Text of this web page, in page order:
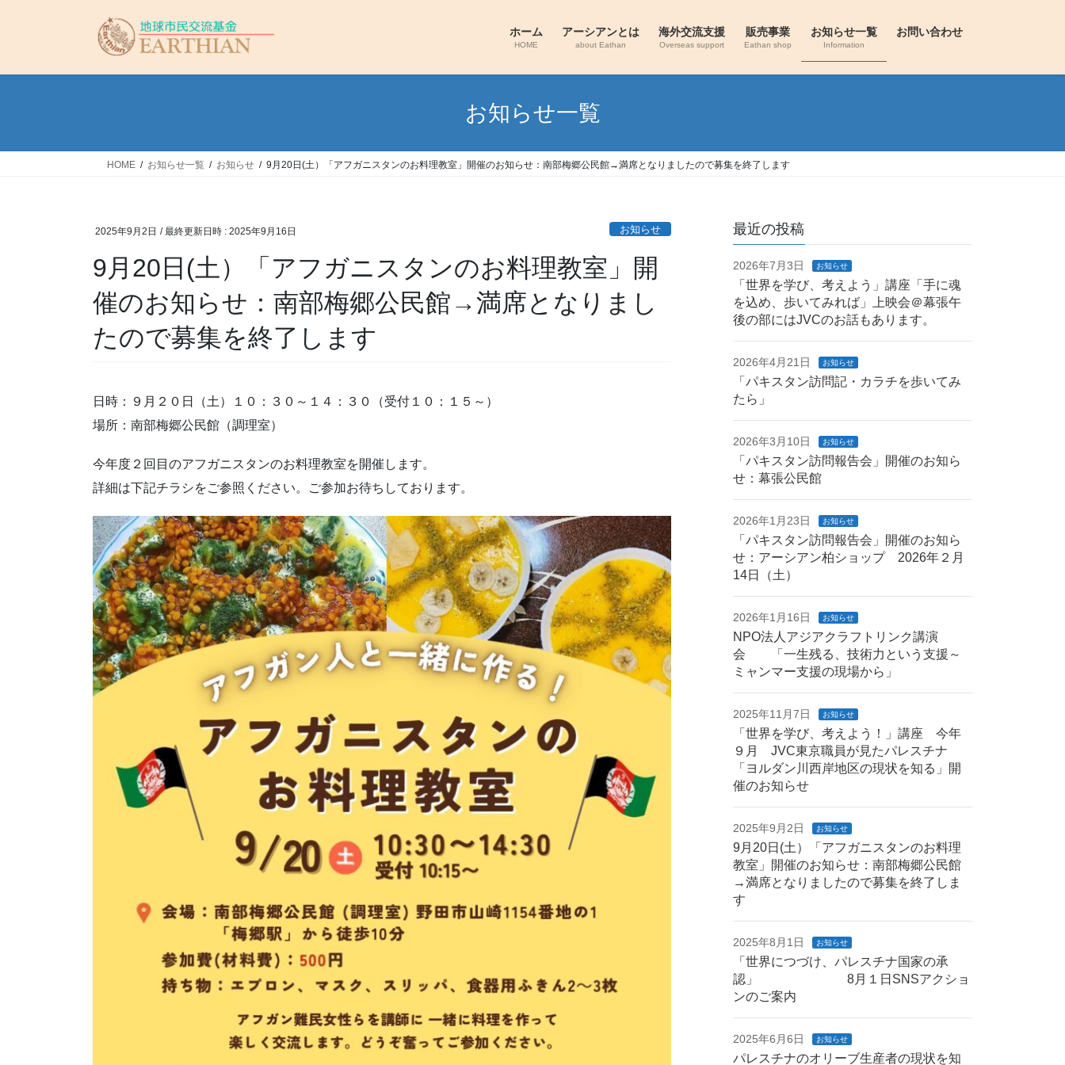
ホーム
HOME
アーシアンとは
about Eathan
海外交流支援
Overseas support
販売事業
Eathan shop
お知らせ一覧
Information
お問い合わせ
お知らせ一覧
HOME お知らせ一覧 お知らせ 9月20日(土）「アフガニスタンのお料理教室」開催のお知らせ：南部梅郷公民館→満席となりましたので募集を終了します
2025年9月2日 / 最終更新日時 : 2025年9月16日 お知らせ
9月20日(土）「アフガニスタンのお料理教室」開
催のお知らせ：南部梅郷公民館→満席となりまし
たので募集を終了します
日時：９月２０日（土）１０：３０～１４：３０（受付１０：１５～）
場所：南部梅郷公民館（調理室）
今年度２回目のアフガニスタンのお料理教室を開催します。
詳細は下記チラシをご参照ください。ご参加お待ちしております。
最近の投稿
2026年7月3日 お知らせ
「世界を学び、考えよう」講座「手に魂
を込め、歩いてみれば」上映会＠幕張午
後の部にはJVCのお話もあります。
2026年4月21日 お知らせ
「パキスタン訪問記・カラチを歩いてみ
たら」
2026年3月10日 お知らせ
「パキスタン訪問報告会」開催のお知ら
せ：幕張公民館
2026年1月23日 お知らせ
「パキスタン訪問報告会」開催のお知ら
せ：アーシアン柏ショップ 2026年２月
14日（土）
2026年1月16日 お知らせ
NPO法人アジアクラフトリンク講演
会 「一生残る、技術力という支援～
ミャンマー支援の現場から」
2025年11月7日 お知らせ
「世界を学び、考えよう！」講座 今年
９月 JVC東京職員が見たパレスチナ
「ヨルダン川西岸地区の現状を知る」開
催のお知らせ
2025年9月2日 お知らせ
9月20日(土）「アフガニスタンのお料理
教室」開催のお知らせ：南部梅郷公民館
→満席となりましたので募集を終了しま
す
2025年8月1日 お知らせ
「世界につづけ、パレスチナ国家の承
認」 8月１日SNSアクショ
ンのご案内
2025年6月6日 お知らせ
パレスチナのオリーブ生産者の現状を知